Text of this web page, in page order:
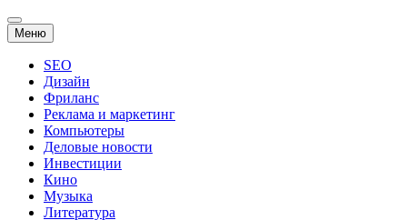
Меню Перейти
к
содержанию
SEO
Дизайн
Фриланс
Реклама и маркетинг
Компьютеры
Деловые новости
Инвестиции
Кино
Музыка
Литература